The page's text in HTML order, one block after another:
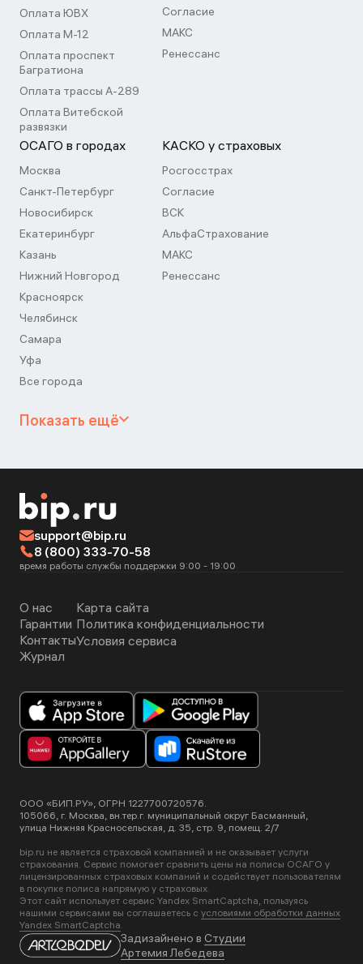
Оплата ЮВХ
Оплата М-12
Оплата проспект
Багратиона
Оплата трассы А-289
Оплата Витебской
развязки
Согласие
МАКС
Ренессанс
ОСАГО в городах
Москва
Санкт-Петербург
Новосибирск
Екатеринбург
Казань
Нижний Новгород
Красноярск
Челябинск
Самара
Уфа
Все города
КАСКО у страховых
Росгосстрах
Согласие
ВСК
АльфаСтрахование
МАКС
Ренессанс
Показать ещё
support@bip.ru
8 (800) 333-70-58
время работы службы поддержки 9:00 - 19:00
О нас
Гарантии
Контакты
Журнал
Карта сайта
Политика конфиденциальности
Условия сервиса
ООО «БИП.РУ», ОГРН 1227700720576.
105066, г. Москва, вн.тер.г. муниципальный округ Басманный,
улица Нижняя Красносельская, д. 35, стр. 9, помещ. 2/7
bip.ru не является страховой компанией и не оказывает услуги
страхования. Сервис помогает сравнить цены на полисы ОСАГО у
лицензированных страховых компаний и содействует пользователям
в покупке полиса напрямую у страховых.
Этот сайт использует сервис Yandex SmartCaptcha, пользуясь
нашими сервисами вы соглашаетесь с условиями обработки данных
Yandex SmartCaptcha.
Задизайнено в Студии
Артемия Лебедева